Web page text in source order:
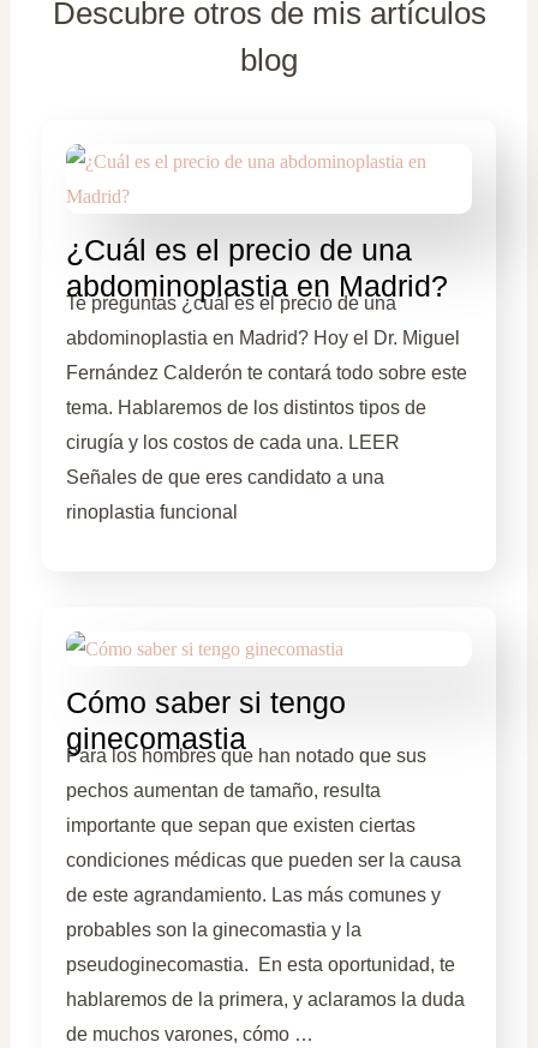
Descubre otros de mis artículos
blog
¿Cuál es el precio de una
abdominoplastia en Madrid?
Te preguntas ¿cuál es el precio de una
abdominoplastia en Madrid? Hoy el Dr. Miguel
Fernández Calderón te contará todo sobre este
tema. Hablaremos de los distintos tipos de
cirugía y los costos de cada una. LEER
Señales de que eres candidato a una
rinoplastia funcional
Cómo saber si tengo
ginecomastia
Para los hombres que han notado que sus
pechos aumentan de tamaño, resulta
importante que sepan que existen ciertas
condiciones médicas que pueden ser la causa
de este agrandamiento. Las más comunes y
probables son la ginecomastia y la
pseudoginecomastia. En esta oportunidad, te
hablaremos de la primera, y aclaramos la duda
de muchos varones, cómo …